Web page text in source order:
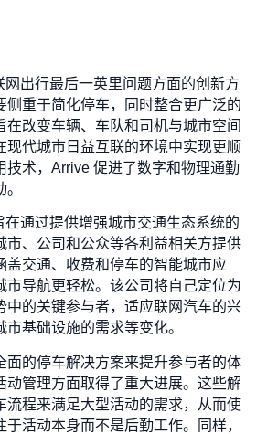
出行最后一英里问题方面的创新方
侧重于简化停车，同时整合更广泛的
在改变车辆、车队和司机与城市空间
现代城市日益互联的环境中实现更顺
技术，Arrive 促进了数字和物理通勤
通过提供增强城市交通生态系统的
市、公司和公众等各利益相关方提供
盖交通、收费和停车的智能城市应
市导航更轻松。该公司将自己定位为
中的关键参与者，适应联网汽车的兴
基础设施的需求等变化。
面的停车解决方案来提升参与者的体
动管理方面取得了重大进展。这些解
流程来满足大型活动的需求，从而使
活动本身而不是后勤工作。同样，